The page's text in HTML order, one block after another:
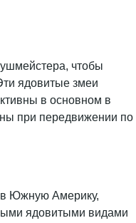
чтобы
ядовитые змеи
в основном в
при передвижении по
в Южную Америку,
ядовитыми видами